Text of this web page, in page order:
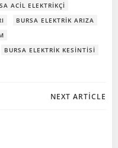
ACIL ELEKTRIKÇI
BURSA ELEKTRIK ARIZA
BURSA ELEKTRIK KESINTISI
NEXT ARTICLE